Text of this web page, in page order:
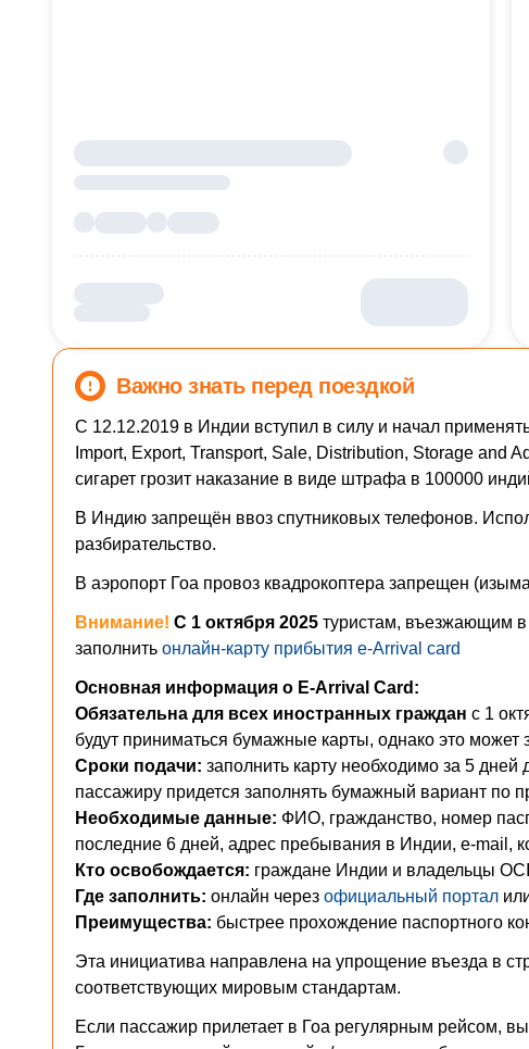
Важно знать перед поездкой
С 12.12.2019 в Индии вступил в силу и начал
Import, Export, Transport, Sale, Distribution, Storage and
сигарет грозит наказание в виде штрафа в 100000
В Индию запрещён ввоз спутниковых телефонов.
разбирательство.
В аэропорт Гоа провоз квадрокоптера запрещен
Внимание! С 1 октября 2025 туристам, въезжающим
заполнить онлайн-карту прибытия e-Arrival card
Основная информация о E-Arrival Card:
Обязательна для всех иностранных граждан с 1
будут приниматься бумажные карты, однако это
Сроки подачи: заполнить карту необходимо за 5
пассажиру придется заполнять бумажный вариант по
Необходимые данные: ФИО, гражданство, номер
последние 6 дней, адрес пребывания в Индии, e-mail,
Кто освобождается: граждане Индии и владельцы
Где заполнить: онлайн через официальный портал
Преимущества: быстрее прохождение паспортного
Эта инициатива направлена на упрощение въезда в
соответствующих мировым стандартам.
Если пассажир прилетает в Гоа регулярным рейсом,